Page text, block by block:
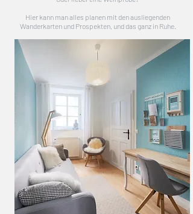
Hier kann man alles planen mit den ausliegenden
Wanderkarten und Prospekten, und das ganz in Ruhe.